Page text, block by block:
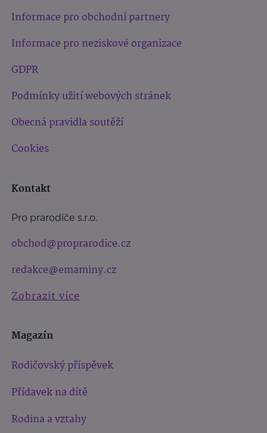
Informace pro obchodní partnery
Informace pro neziskové organizace
GDPR
Podmínky užití webových stránek
Obecná pravidla soutěží
Cookies
Kontakt
Pro prarodiče s.r.o.
obchod@proprarodice.cz
redakce@emaminy.cz
Zobrazit více
Magazín
Rodičovský příspěvek
Přídavek na dítě
Rodina a vztahy